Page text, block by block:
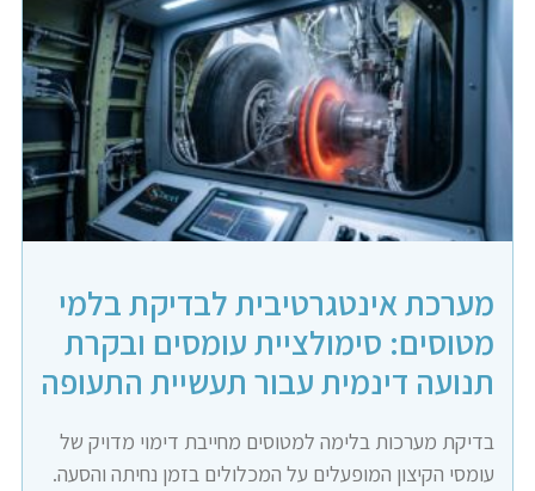
מערכת אינטגרטיבית לבדיקת בלמי
מטוסים: סימולציית עומסים ובקרת
תנועה דינמית עבור תעשיית התעופה
בדיקת מערכות בלימה למטוסים מחייבת דימוי מדויק של
עומסי הקיצון המופעלים על המכלולים בזמן נחיתה והסעה.